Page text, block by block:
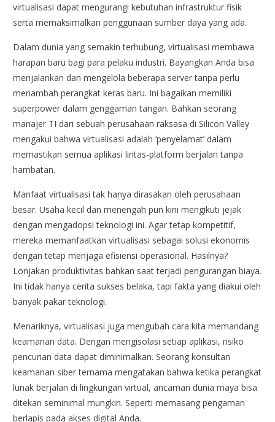
virtualisasi dapat mengurangi kebutuhan infrastruktur fisik
serta memaksimalkan penggunaan sumber daya yang ada.
Dalam dunia yang semakin terhubung, virtualisasi membawa
harapan baru bagi para pelaku industri. Bayangkan Anda bisa
menjalankan dan mengelola beberapa server tanpa perlu
menambah perangkat keras baru. Ini bagaikan memiliki
superpower dalam genggaman tangan. Bahkan seorang
manajer TI dari sebuah perusahaan raksasa di Silicon Valley
mengakui bahwa virtualisasi adalah ‘penyelamat’ dalam
memastikan semua aplikasi lintas-platform berjalan tanpa
hambatan.
Manfaat virtualisasi tak hanya dirasakan oleh perusahaan
besar. Usaha kecil dan menengah pun kini mengikuti jejak
dengan mengadopsi teknologi ini. Agar tetap kompetitif,
mereka memanfaatkan virtualisasi sebagai solusi ekonomis
dengan tetap menjaga efisiensi operasional. Hasilnya?
Lonjakan produktivitas bahkan saat terjadi pengurangan biaya.
Ini tidak hanya cerita sukses belaka, tapi fakta yang diakui oleh
banyak pakar teknologi.
Menariknya, virtualisasi juga mengubah cara kita memandang
keamanan data. Dengan mengisolasi setiap aplikasi, risiko
pencurian data dapat diminimalkan. Seorang konsultan
keamanan siber ternama mengatakan bahwa ketika perangkat
lunak berjalan di lingkungan virtual, ancaman dunia maya bisa
ditekan seminimal mungkin. Seperti memasang pengaman
berlapis pada akses digital Anda.